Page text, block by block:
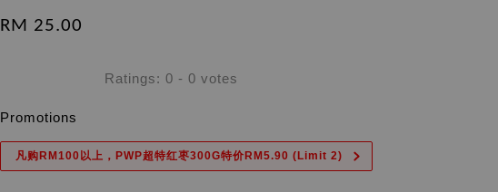
RM 25.00
Ratings:0 -0 votes
Promotions
凡购RM100以上，PWP超特红枣300G特价RM5.90 (Limit 2)